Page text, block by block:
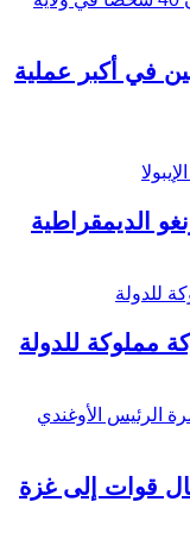
تحرر 308 مختطفين في أكبر عملية
مملوكة للدولة
قوات إلى غزة